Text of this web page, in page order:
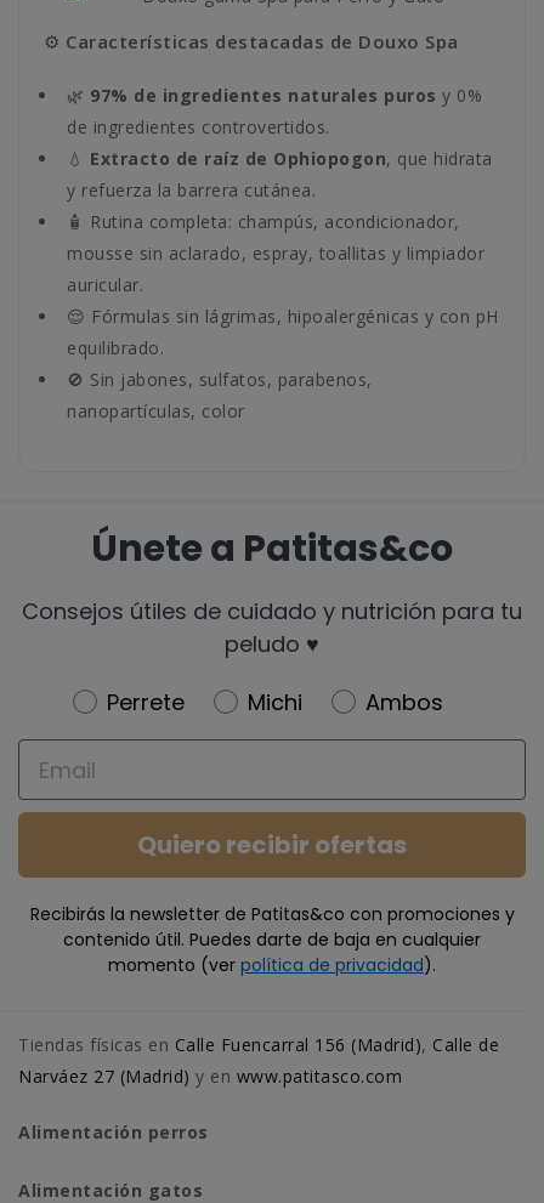
⚙️ Características destacadas de Douxo Spa
🌿 97% de ingredientes naturales puros y 0%
de ingredientes controvertidos.
💧 Extracto de raíz de Ophiopogon, que hidrata
y refuerza la barrera cutánea.
🧴 Rutina completa: champús, acondicionador,
mousse sin aclarado, espray, toallitas y limpiador
auricular.
😌 Fórmulas sin lágrimas, hipoalergénicas y con pH
equilibrado.
🚫 Sin jabones, sulfatos, parabenos,
nanopartículas, color
Únete a Patitas&co
Consejos útiles de cuidado y nutrición para tu
peludo ♥️
Newsletter
Perrete Michi
Ambos
Email
Quiero recibir ofertas
Recibirás la newsletter de Patitas&co con promociones y
contenido útil. Puedes darte de baja en cualquier
momento (ver política de privacidad).
Tiendas físicas en Calle Fuencarral 156 (Madrid), Calle de
Narváez 27 (Madrid) y en www.patitasco.com
Alimentación perros
Alimentación gatos